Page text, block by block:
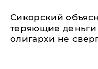
Сикорский
теряющие деньги
олигархи не